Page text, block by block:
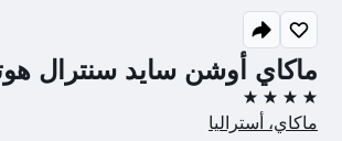
ماكاي أوشن سايد سنترال
4 نجوم
ماكاي، أستراليا